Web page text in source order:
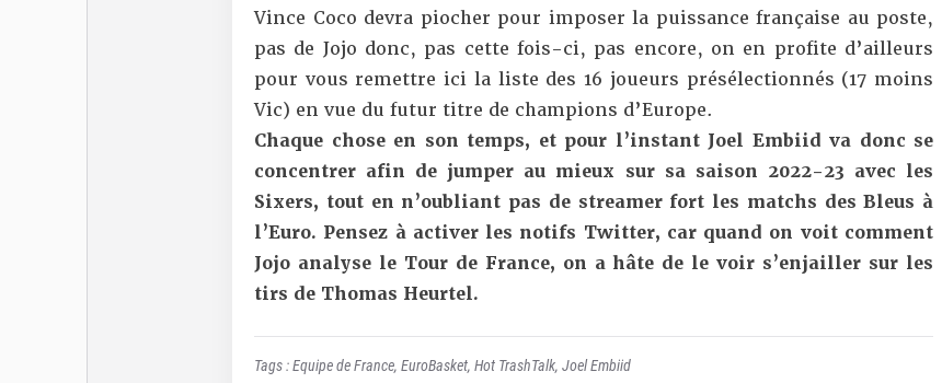
Vince Coco devra piocher pour imposer la puissance française au poste,
pas de Jojo donc, pas cette fois-ci, pas encore, on en profite d’ailleurs
pour vous remettre ici la liste des 16 joueurs présélectionnés (17 moins
Vic) en vue du futur titre de champions d’Europe.
Chaque chose en son temps, et pour l’instant Joel Embiid va donc se
concentrer afin de jumper au mieux sur sa saison 2022-23 avec les
Sixers, tout en n’oubliant pas de streamer fort les matchs des Bleus à
l’Euro. Pensez à activer les notifs Twitter, car quand on voit comment
Jojo analyse le Tour de France, on a hâte de le voir s’enjailler sur les
tirs de Thomas Heurtel.
Tags :Equipe de France, EuroBasket, Hot TrashTalk, Joel Embiid